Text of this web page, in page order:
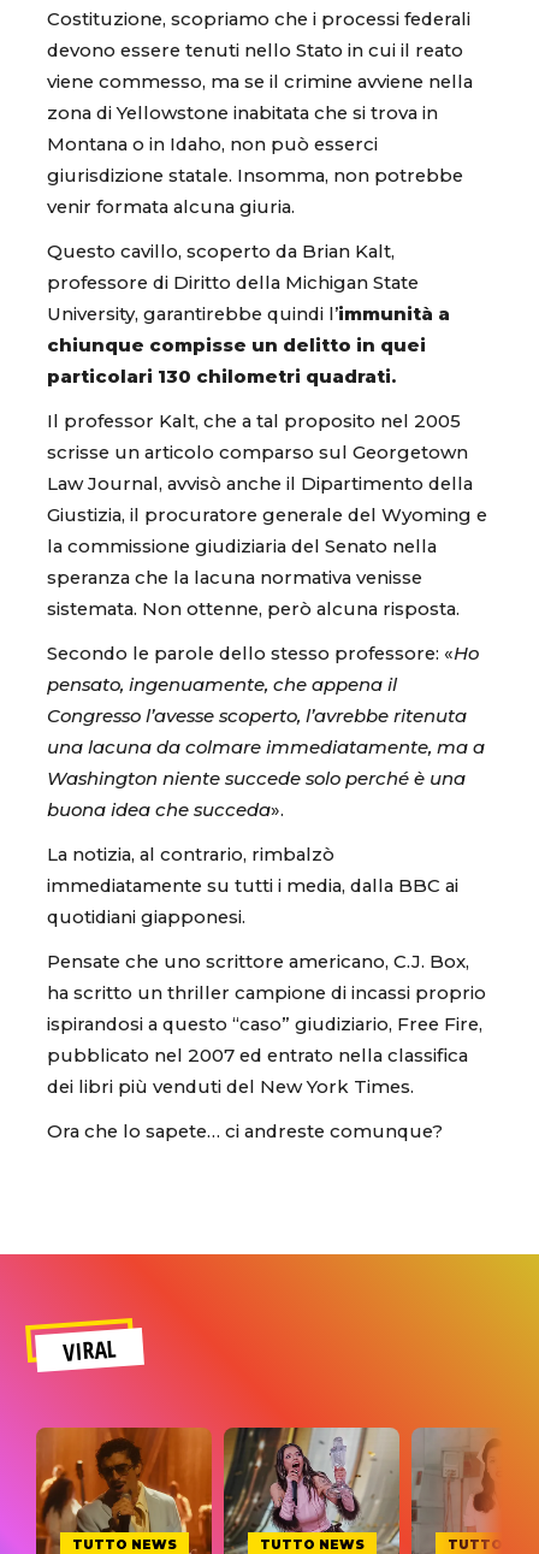
Costituzione, scopriamo che i processi federali
devono essere tenuti nello Stato in cui il reato
viene commesso, ma se il crimine avviene nella
zona di Yellowstone inabitata che si trova in
Montana o in Idaho, non può esserci
giurisdizione statale. Insomma, non potrebbe
venir formata alcuna giuria.
Questo cavillo, scoperto da Brian Kalt,
professore di Diritto della Michigan State
University, garantirebbe quindi l’immunità a
chiunque compisse un delitto in quei
particolari 130 chilometri quadrati.
Il professor Kalt, che a tal proposito nel 2005
scrisse un articolo comparso sul Georgetown
Law Journal, avvisò anche il Dipartimento della
Giustizia, il procuratore generale del Wyoming e
la commissione giudiziaria del Senato nella
speranza che la lacuna normativa venisse
sistemata. Non ottenne, però alcuna risposta.
Secondo le parole dello stesso professore: «Ho
pensato, ingenuamente, che appena il
Congresso l’avesse scoperto, l’avrebbe ritenuta
una lacuna da colmare immediatamente, ma a
Washington niente succede solo perché è una
buona idea che succeda».
La notizia, al contrario, rimbalzò
immediatamente su tutti i media, dalla BBC ai
quotidiani giapponesi.
Pensate che uno scrittore americano, C.J. Box,
ha scritto un thriller campione di incassi proprio
ispirandosi a questo “caso” giudiziario, Free Fire,
pubblicato nel 2007 ed entrato nella classifica
dei libri più venduti del New York Times.
Ora che lo sapete… ci andreste comunque?
VIRAL
TUTTO NEWS TUTTO NEWS TUTTO